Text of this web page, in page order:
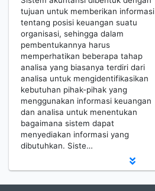
tujuan untuk memberikan informasi
tentang posisi keuangan suatu
organisasi, sehingga dalam
pembentukannya harus
memperhatikan beberapa tahap
analisa yang biasanya terdiri dari
analisa untuk mengidentifikasikan
kebutuhan pihak-pihak yang
menggunakan informasi keuangan
dan analisa untuk menentukan
bagaimana sistem dapat
menyediakan informasi yang
dibutuhkan. Siste…